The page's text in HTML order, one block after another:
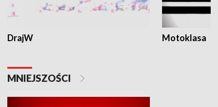
DrajW Motoklasa
MNIEJSZOŚCI